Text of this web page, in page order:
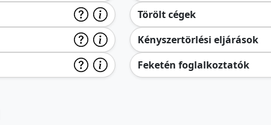
Törölt cégek
Kényszertörlési eljárások
Feketén foglalkoztatók